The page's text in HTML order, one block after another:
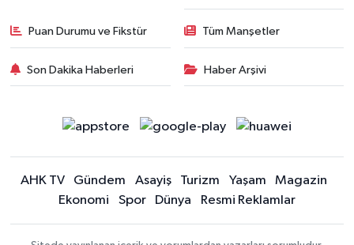
Puan Durumu ve Fikstür Tüm Manşetler
Son Dakika Haberleri Haber Arşivi
AHK TV Gündem Asayiş Turizm Yaşam
Magazin
Ekonomi
Spor Dünya Resmi Reklamlar